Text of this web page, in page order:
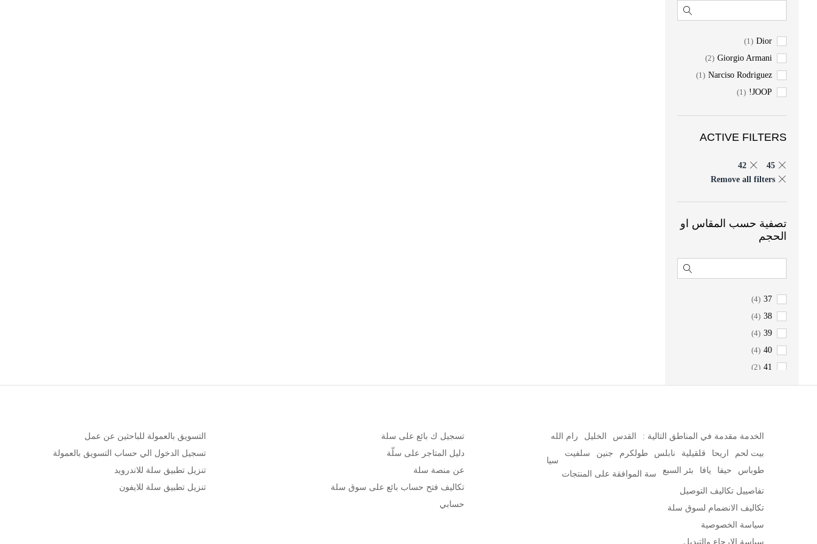
Dior
(1)
Giorgio Armani
(2)
Narciso Rodriguez
(1)
JOOP!
(1)
ACTIVE FILTERS
45
42
Remove all filters
تصفية حسب المقاس او
الحجم
37
(4)
38
(4)
39
(4)
40
(4)
41
(2)
42
(2)
45
(2)
الخدمة مقدمة في المناطق التالية : القدس الخليل
رام الله
بيت لحم
اريحا قلقيلية نابلس طولكرم جنين
سلفيت
طوباس
حيفا يافا بئر السبع
سيا
سة الموافقة على المنتجات
تفاصييل تكاليف التوصيل
تكاليف الانضمام لسوق سلة
سياسة الخصوصية
سياسة الارجاع والتبديل
تسجيل ك بائع على سلة
دليل المتاجر على سلّة
عن منصة سلة
تكاليف فتح حساب بائع على سوق سلة
حسابي
التسويق بالعمولة للباحثين عن عمل
تسجيل الدخول الي حساب التسويق بالعمولة
تنزيل تطبيق سلة للاندرويد
تنزيل تطبيق سلة للايفون